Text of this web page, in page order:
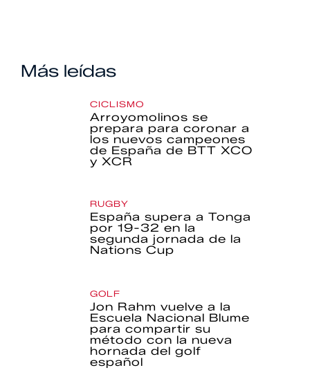
Más leídas
CICLISMO
Arroyomolinos se
prepara para coronar a
los nuevos campeones
de España de BTT XCO
y XCR
RUGBY
España supera a Tonga
por 19-32 en la
segunda jornada de la
Nations Cup
GOLF
Jon Rahm vuelve a la
Escuela Nacional Blume
para compartir su
método con la nueva
hornada del golf
español